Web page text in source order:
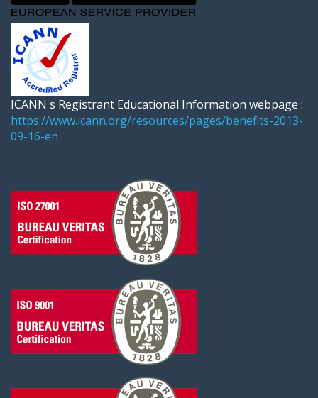
ICANN's Registrant Educational Information webpage :
https://www.icann.org/resources/pages/benefits-2013-
09-16-en